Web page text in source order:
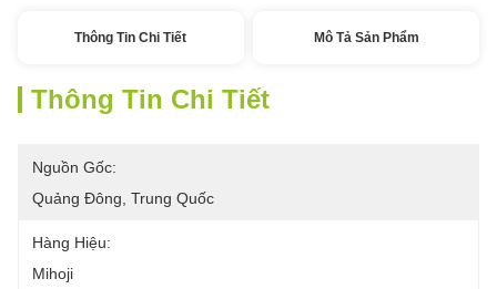
Thông Tin Chi Tiết Mô Tả Sản Phẩm
Thông Tin Chi Tiết
Nguồn Gốc:
Quảng Đông, Trung Quốc
Hàng Hiệu:
Mihoji